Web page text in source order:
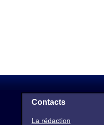
Contacts
La rédaction